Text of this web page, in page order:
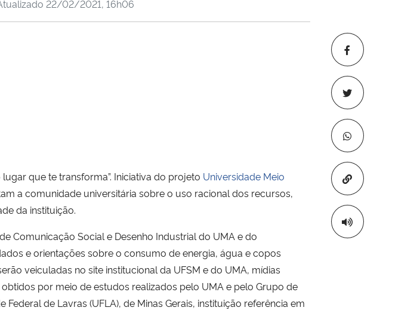
Copiar para
22/02/2021, 16h06
que te transforma”. Iniciativa do projeto Universidade Meio
a comunidade universitária sobre o uso racional dos recursos,
da instituição.
Comunicação Social e Desenho Industrial do UMA e do
e orientações sobre o consumo de energia, água e copos
veiculadas no site institucional da UFSM e do UMA, mídias
por meio de estudos realizados pelo UMA e pelo Grupo de
de Lavras (UFLA), de Minas Gerais, instituição referência em